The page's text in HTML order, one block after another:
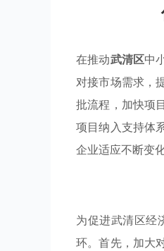
在推动武清区中
对接市场需求，
批流程，加快项
项目纳入支持体
企业适应不断变
为促进武清区经
环。首先，加大